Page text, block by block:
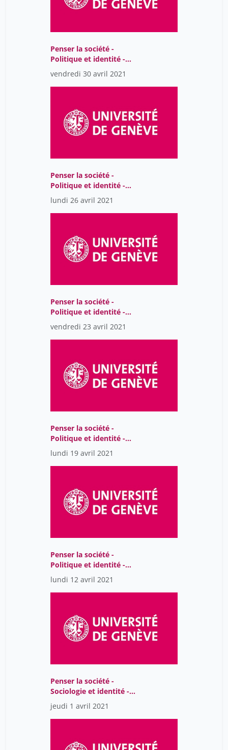
Penser la société -
Politique et identité -
TUTORAT
vendredi 30 avril 2021
Penser la société -
Politique et identité -
Séance 5
lundi 26 avril 2021
Penser la société -
Politique et identité -
Séance 4
vendredi 23 avril 2021
Penser la société -
Politique et identité -
Séance 3
lundi 19 avril 2021
Penser la société -
Politique et identité -
séance 1
lundi 12 avril 2021
Penser la société -
Sociologie et identité -
TUTORAT
jeudi 1 avril 2021